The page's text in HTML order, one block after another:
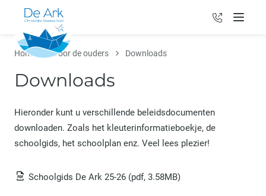
Menu
036 - 531
Home Voor de ouders Downloads
Downloads
Hieronder kunt u verschillende beleidsdocumenten
downloaden. Zoals het kleuterinformatieboekje, de
schoolgids, het schoolplan enz. Veel lees plezier!
Schoolgids De Ark 25-26 (pdf, 3.58MB)